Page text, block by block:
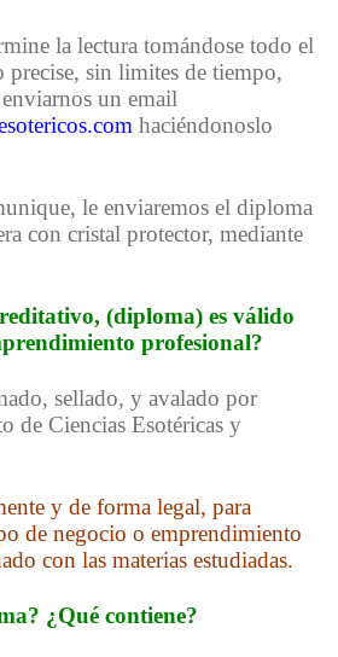
la lectura tomándose todo el
precise, sin limites de tiempo,
un email
haciéndonoslo
le enviaremos el diploma
con cristal protector, mediante
(diploma) es válido
profesional?
sellado, y avalado por
de Ciencias Esotéricas y
y de forma legal, para
de negocio o emprendimiento
con las materias estudiadas.
¿Qué contiene?